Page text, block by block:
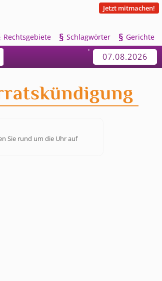
Jetzt mitmachen!
Rechtsgebiete § Schlagwörter § Gerichte
07.08.2026
Sie rund um die Uhr auf